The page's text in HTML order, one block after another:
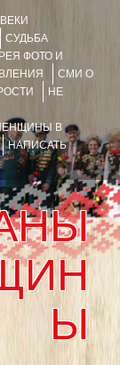
СУДЬБА
ФОТО И
СМИ О
НЕ
В
НАПИСАТЬ
Ы